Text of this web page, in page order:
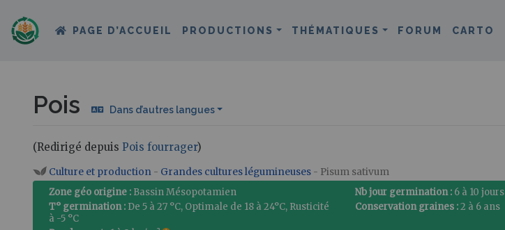
PAGE D’ACCUEIL PRODUCTIONS THÉMATIQUES FORUM CARTO
Pois Dans d’autres langues
(Redirigé depuis Pois fourrager)
Aller à :navigation,rechercher
Culture et production - Grandes cultures légumineuses - Pisum sativum
Zone géo origine : Bassin Mésopotamien Nb jour germination :6 à 10 jours
T° germination : De 5 à 27 °C, Optimale de 18 à 24°C, Rusticité
à -5 °C
Conservation graines :2 à 6 ans